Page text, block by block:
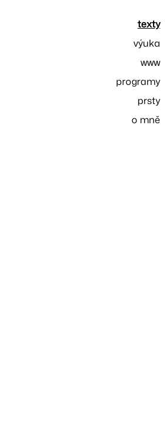
texty
výuka
www
programy
prsty
o mně